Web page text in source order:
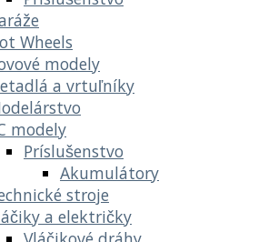
Wheels
modely
a vrtuľníky
modely
Príslušenstvo
Akumulátory
stroje
a električky